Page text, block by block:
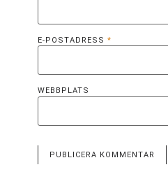
E-POSTADRESS *
WEBBPLATS